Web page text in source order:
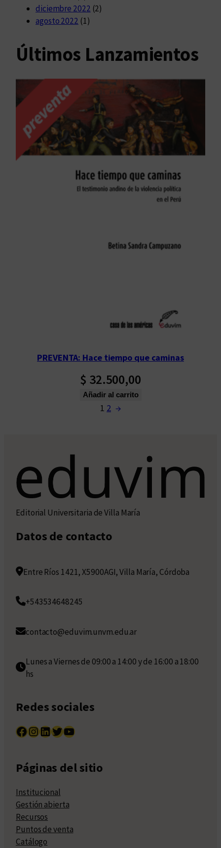
diciembre 2022 (2)
agosto 2022 (1)
Últimos Lanzamientos
PREVENTA: Hace tiempo que caminas
$ 32.500,00
Añadir al carrito
1 2 →
Editorial Universitaria de Villa María
Datos de contacto
Entre Ríos 1421, X5900AGI, Villa María, Córdoba
+543534648245
contacto@eduvim.unvm.edu.ar
Lunes a Viernes de 09:00 a 14:00 y de 16:00 a 18:00
hs
Redes sociales
Facebook InstagramLinkedIn Twitter YouTube
Páginas del sitio
Institucional
Gestión abierta
Recursos
Puntos de venta
Catálogo